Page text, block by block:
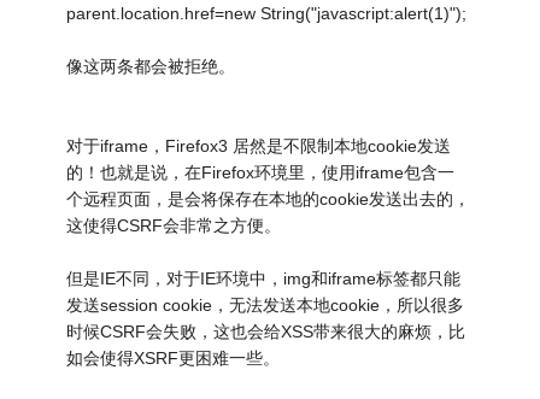
parent.location.href=new String("javascript:alert(1)");
像这两条都会被拒绝。
对于iframe，Firefox3 居然是不限制本地cookie发送
的！也就是说，在Firefox环境里，使用iframe包含一
个远程页面，是会将保存在本地的cookie发送出去的，
这使得CSRF会非常之方便。
但是IE不同，对于IE环境中，img和iframe标签都只能
发送session cookie，无法发送本地cookie，所以很多
时候CSRF会失败，这也会给XSS带来很大的麻烦，比
如会使得XSRF更困难一些。